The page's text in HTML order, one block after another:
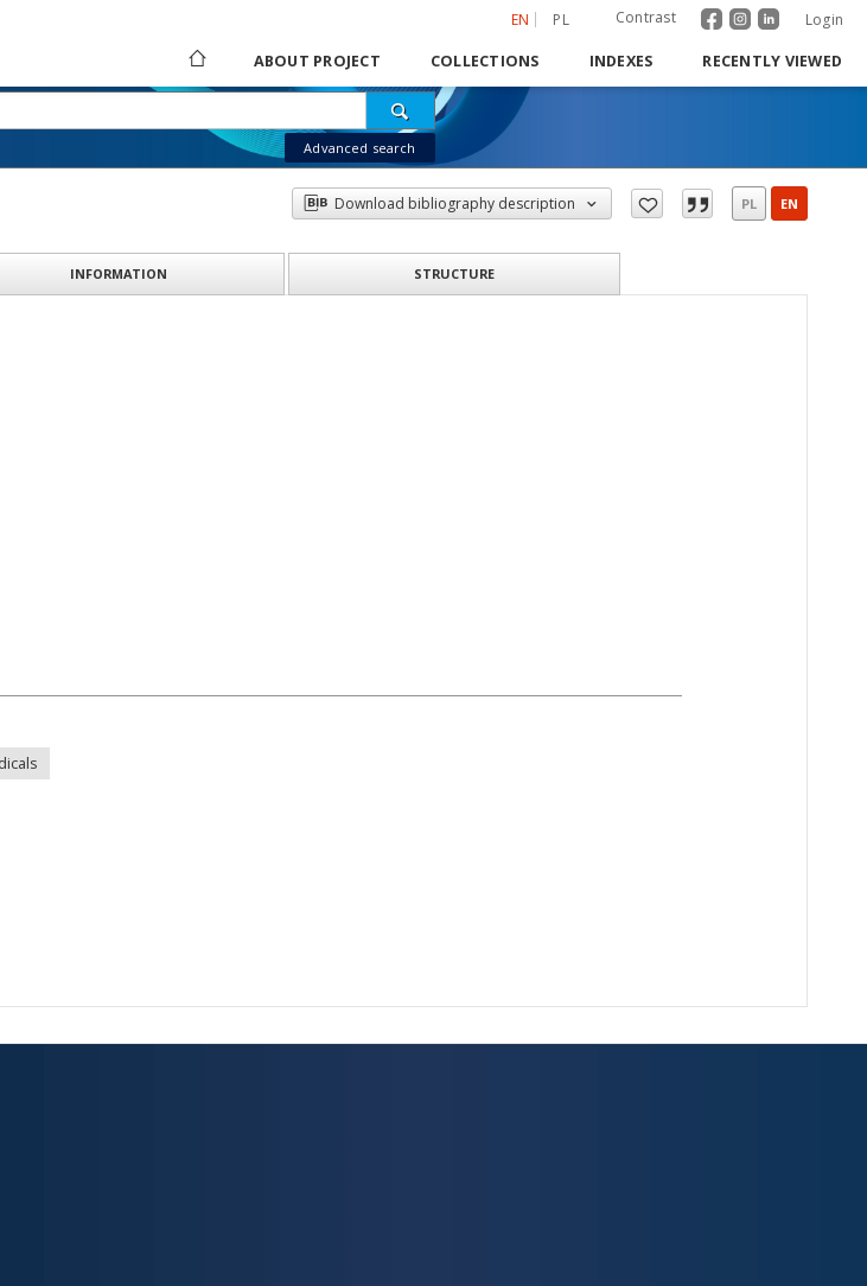
EN PL Contrast Login
ABOUT PROJECT COLLECTIONS INDEXES RECENTLY VIEWED
Advanced search
Download bibliography description PL EN
INFORMATION STRUCTURE